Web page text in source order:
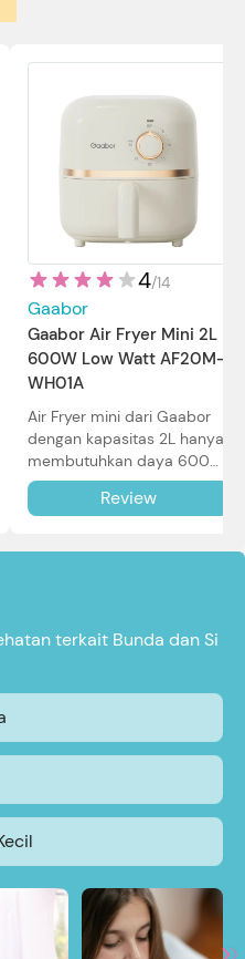
4/14
Gaabor
Gaabor Air Fryer Mini 2L
600W Low Watt AF20M-
WH01A
Air Fryer mini dari Gaabor
dengan kapasitas 2L hanya
membutuhkan daya 600W
dalam pemakaian. Simak
review selengkapnya di sini.
Review
terkait Bunda dan Si